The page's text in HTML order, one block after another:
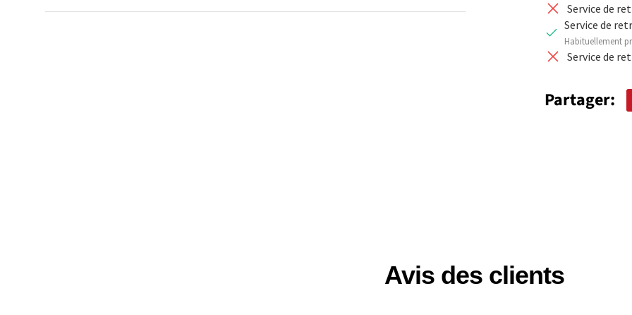
Service de
Service de
Habituellement
Service de
Partager:
Avis des clients